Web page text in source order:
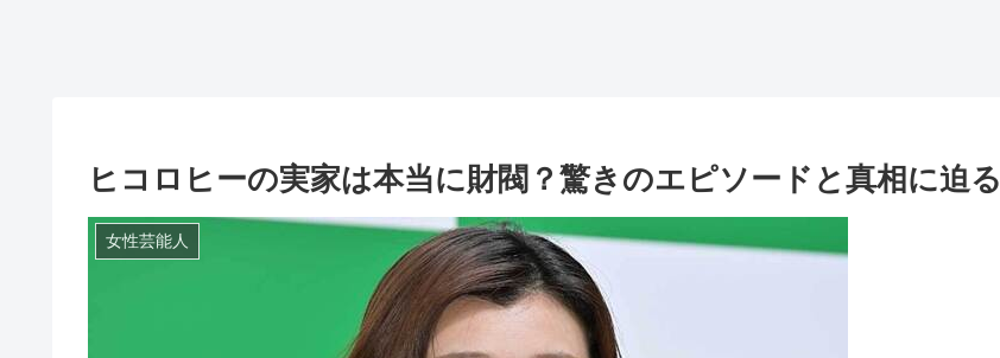
ヒコロヒーの実家は本当に財閥？驚きのエピソードと真相に迫る
女性芸能人